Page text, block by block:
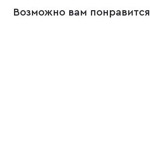
Подтяжки
Возможно вам понравится